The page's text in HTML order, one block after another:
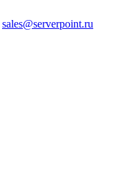
sales@serverpoint.ru